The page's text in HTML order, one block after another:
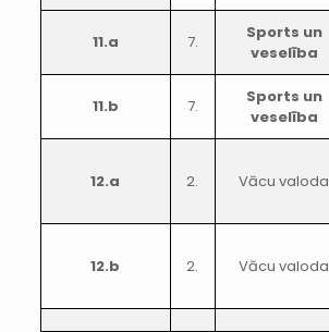
11.a 7.
Sports un
veselība
11.b 7.
Sports un
veselība
12.a 2. Vācu valoda
12.b 2. Vācu valoda